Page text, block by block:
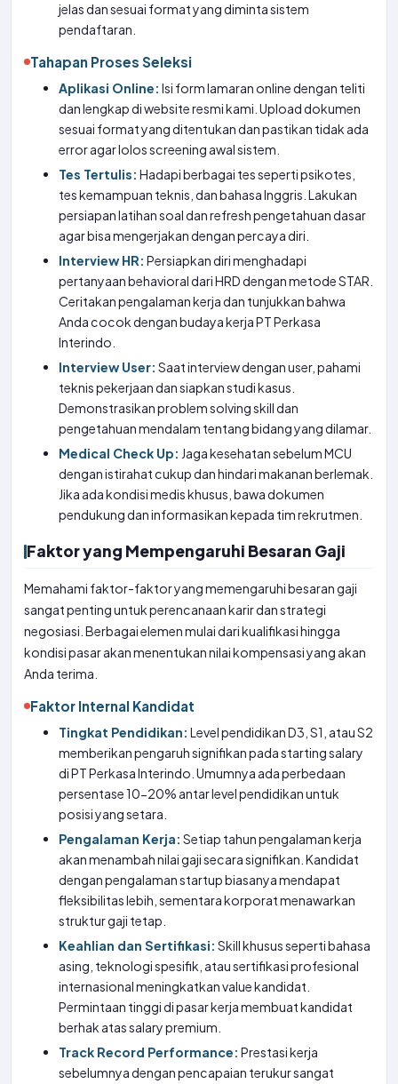
jelas dan sesuai format yang diminta sistem
pendaftaran.
Tahapan Proses Seleksi
Aplikasi Online: Isi form lamaran online dengan teliti
dan lengkap di website resmi kami. Upload dokumen
sesuai format yang ditentukan dan pastikan tidak ada
error agar lolos screening awal sistem.
Tes Tertulis: Hadapi berbagai tes seperti psikotes,
tes kemampuan teknis, dan bahasa Inggris. Lakukan
persiapan latihan soal dan refresh pengetahuan dasar
agar bisa mengerjakan dengan percaya diri.
Interview HR: Persiapkan diri menghadapi
pertanyaan behavioral dari HRD dengan metode STAR.
Ceritakan pengalaman kerja dan tunjukkan bahwa
Anda cocok dengan budaya kerja PT Perkasa
Interindo.
Interview User: Saat interview dengan user, pahami
teknis pekerjaan dan siapkan studi kasus.
Demonstrasikan problem solving skill dan
pengetahuan mendalam tentang bidang yang dilamar.
Medical Check Up: Jaga kesehatan sebelum MCU
dengan istirahat cukup dan hindari makanan berlemak.
Jika ada kondisi medis khusus, bawa dokumen
pendukung dan informasikan kepada tim rekrutmen.
Faktor yang Mempengaruhi Besaran Gaji
Memahami faktor-faktor yang memengaruhi besaran gaji
sangat penting untuk perencanaan karir dan strategi
negosiasi. Berbagai elemen mulai dari kualifikasi hingga
kondisi pasar akan menentukan nilai kompensasi yang akan
Anda terima.
Faktor Internal Kandidat
Tingkat Pendidikan: Level pendidikan D3, S1, atau S2
memberikan pengaruh signifikan pada starting salary
di PT Perkasa Interindo. Umumnya ada perbedaan
persentase 10-20% antar level pendidikan untuk
posisi yang setara.
Pengalaman Kerja: Setiap tahun pengalaman kerja
akan menambah nilai gaji secara signifikan. Kandidat
dengan pengalaman startup biasanya mendapat
fleksibilitas lebih, sementara korporat menawarkan
struktur gaji tetap.
Keahlian dan Sertifikasi: Skill khusus seperti bahasa
asing, teknologi spesifik, atau sertifikasi profesional
internasional meningkatkan value kandidat.
Permintaan tinggi di pasar kerja membuat kandidat
berhak atas salary premium.
Track Record Performance: Prestasi kerja
sebelumnya dengan pencapaian terukur sangat